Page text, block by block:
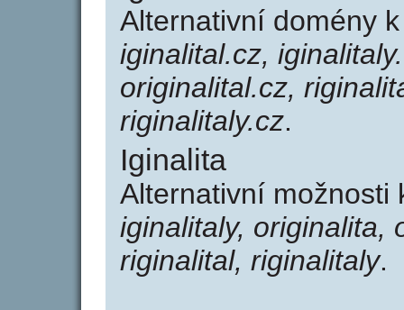
Alternativní domény
iginalital.cz,
originalital.cz,
riginalitaly.cz.
Iginalita
Alternativní
iginalitaly, originalita,
riginalital, riginalitaly.